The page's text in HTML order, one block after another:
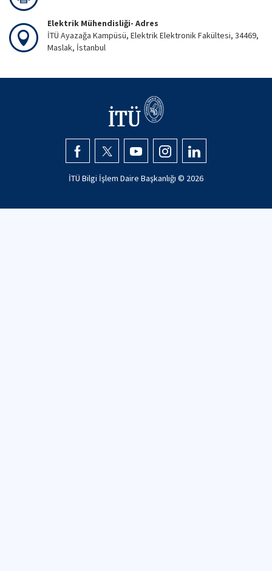
Elektrik Mühendisliği- Adres
İTÜ Ayazağa Kampüsü, Elektrik Elektronik Fakültesi, 34469,
Maslak, İstanbul
İTÜ Bilgi İşlem Daire Başkanlığı © 2026